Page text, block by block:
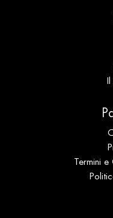
Termini